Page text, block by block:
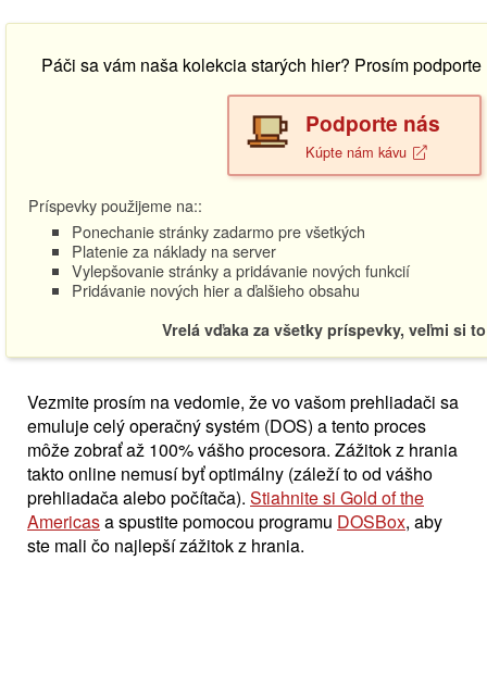
Páči sa vám naša kolekcia starých hier? Prosím
Podporte nás
Kúpte nám kávu
Príspevky použijeme na::
Ponechanie stránky zadarmo pre všetkých
Platenie za náklady na server
Vylepšovanie stránky a pridávanie nových funkcií
Pridávanie nových hier a ďalšieho obsahu
Vrelá vďaka za všetky príspevky, veľmi si
Vezmite prosím na vedomie, že vo vašom prehliadači sa
emuluje celý operačný systém (DOS) a tento proces
môže zobrať až 100% vášho procesora. Zážitok z hrania
takto online nemusí byť optimálny (záleží to od vášho
prehliadača alebo počítača). Stiahnite si Gold of the
Americasa spustite pomocou programu DOSBox, aby
ste mali čo najlepší zážitok z hrania.